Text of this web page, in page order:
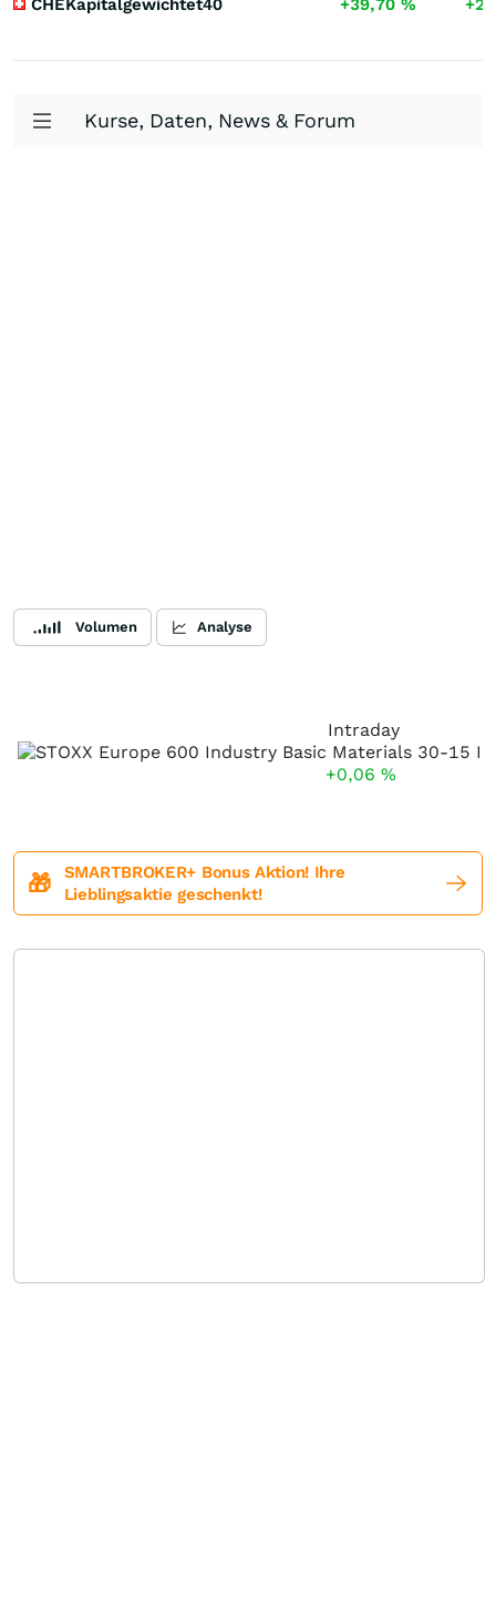
CHEKapitalgewichtet40 +39,70 %
Kurse, Daten, News & Forum
Volumen Analyse
Intraday
+0,06 %
🎁
SMARTBROKER+ Bonus Aktion! Ihre
Lieblingsaktie geschenkt!